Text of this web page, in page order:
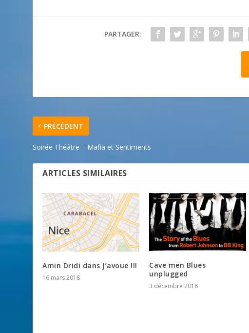
PARTAGER:
PRÉCÉDENT
Soirée Théâtre – Mafia et Sentiments
ARTICLES SIMILAIRES
Amin Dridi dans J’avoue !!!
16 mars 2018
Cave men Blues
unplugged
3 décembre 2018